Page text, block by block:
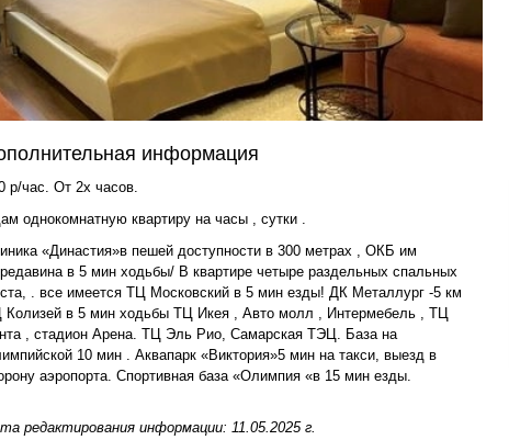
информация
р/час. От 2х часов.
однокомнатную квартиру на часы , сутки .
«Династия»в пешей доступности в 300 метрах , ОКБ им
в 5 мин ходьбы/ В квартире четыре раздельных спальных
. все имеется ТЦ Московский в 5 мин езды! ДК Металлург -5 км
Колизей в 5 мин ходьбы ТЦ Икея , Авто молл , Интермебель , ТЦ
, стадион Арена. ТЦ Эль Рио, Самарская ТЭЦ. База на
10 мин . Аквапарк «Виктория»5 мин на такси, выезд в
аэропорта. Спортивная база «Олимпия «в 15 мин езды.
редактирования информации: 11.05.2025 г.